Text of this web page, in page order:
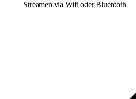
Streamen via Wifi oder Bluetooth